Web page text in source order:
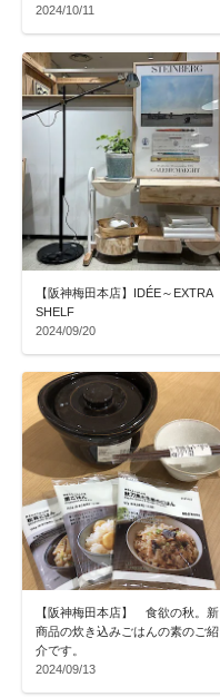
2024/10/11
【阪神梅田本店】IDÉE～EXTRA
SHELF
2024/09/20
【阪神梅田本店】 食欲の秋。新
商品の炊き込みごはんの素のご紹
介です。
2024/09/13